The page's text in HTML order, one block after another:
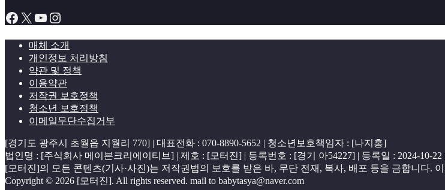
Facebook
X YouTube
Instagram
매체 소개
개인정보 처리방침
약관 및 정책
이용약관
저작권 보호정책
청소년 보호정책
이메일무단수집거부
[경기도 광주시 초월읍 지월리 770] | 대표전화 : 070-8890-5652 | 청소년보호책임자 : [나지홍]
법인명 : [주식회사 메이븐크리에이티브] | 제호 : [모터진] | 등록번호 : [경기 아54227] | 등록일 : 2024-10-
[모터진]의 모든 콘텐츠(기사·사진)는 저작권법의 보호를 받은 바, 무단 전재, 복사, 배포 등을 금합니다.
Copyright © 2026 [모터진]. All rights reserved. mail to babytasya@naver.com